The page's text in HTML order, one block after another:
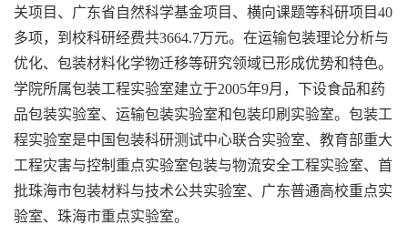
关项目、广东省自然科学基金项目、横向课题等科研项目40
多项，到校科研经费共3664.7万元。在运输包装理论分析与
优化、包装材料化学物迁移等研究领域已形成优势和特色。
学院所属包装工程实验室建立于2005年9月，下设食品和药
品包装实验室、运输包装实验室和包装印刷实验室。包装工
程实验室是中国包装科研测试中心联合实验室、教育部重大
工程灾害与控制重点实验室包装与物流安全工程实验室、首
批珠海市包装材料与技术公共实验室、广东普通高校重点实
验室、珠海市重点实验室。